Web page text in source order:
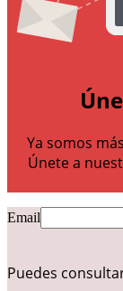
Ya somos
Únete a
Email
Puedes